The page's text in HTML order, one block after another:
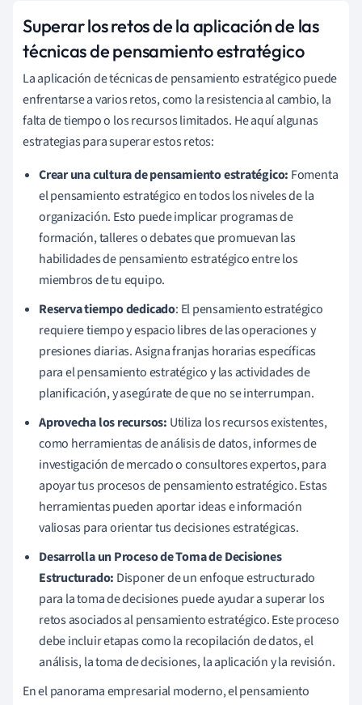
Superar los retos de la aplicación de las
técnicas de pensamiento estratégico
La aplicación de técnicas de pensamiento estratégico puede
enfrentarse a varios retos, como la resistencia al cambio, la
falta de tiempo o los recursos limitados. He aquí algunas
estrategias para superar estos retos:
Crear una cultura de pensamiento estratégico: Fomenta
el pensamiento estratégico en todos los niveles de la
organización. Esto puede implicar programas de
formación, talleres o debates que promuevan las
habilidades de pensamiento estratégico entre los
miembros de tu equipo.
Reserva tiempo dedicado: El pensamiento estratégico
requiere tiempo y espacio libres de las operaciones y
presiones diarias. Asigna franjas horarias específicas
para el pensamiento estratégico y las actividades de
planificación, y asegúrate de que no se interrumpan.
Aprovecha los recursos: Utiliza los recursos existentes,
como herramientas de análisis de datos, informes de
investigación de mercado o consultores expertos, para
apoyar tus procesos de pensamiento estratégico. Estas
herramientas pueden aportar ideas e información
valiosas para orientar tus decisiones estratégicas.
Desarrolla un Proceso de Toma de Decisiones
Estructurado: Disponer de un enfoque estructurado
para la toma de decisiones puede ayudar a superar los
retos asociados al pensamiento estratégico. Este proceso
debe incluir etapas como la recopilación de datos, el
análisis, la toma de decisiones, la aplicación y la revisión.
En el panorama empresarial moderno, el pensamiento